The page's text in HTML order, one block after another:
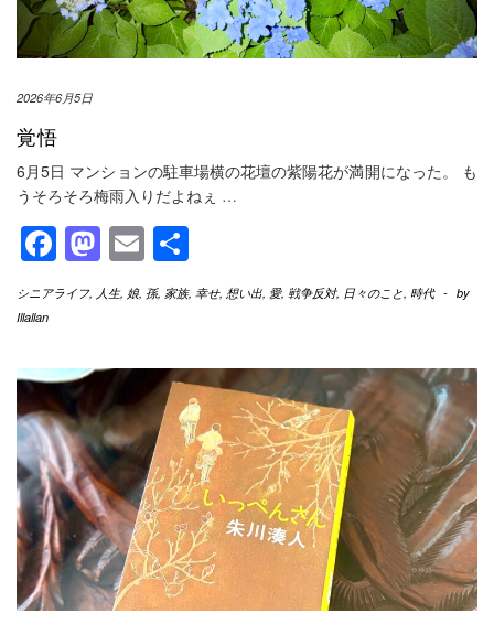
2026年6月5日
覚悟
6月5日 マンションの駐車場横の花壇の紫陽花が満開になった。 も
うそろそろ梅雨入りだよねぇ …
Facebook
Mastodon
Email
有
シニアライフ, 人生, 娘, 孫, 家族, 幸せ, 想い出, 愛, 戦争反対, 日々のこと, 時代 - by
Illallan